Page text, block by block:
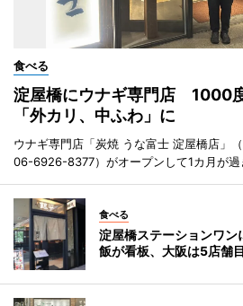
食べる
淀屋橋にウナギ専門店 1000
「外カリ、中ふわ」に
ウナギ専門店「炭焼 うな富士 淀屋橋店」
06-6926-8377）がオープンして1カ月が過
食べる
淀屋橋ステーションワ
飯が看板、大阪は5店舗目